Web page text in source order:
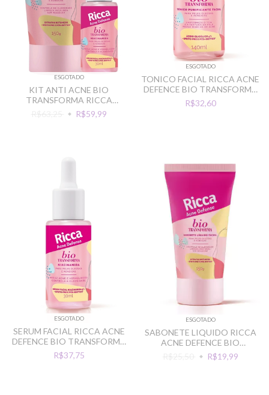
ESGOTADO
KIT ANTI ACNE BIO
TRANSFORMA RICCA
LIMPEZA E HIDRATACAO
R$63,25 R$59,99
ESGOTADO
TONICO FACIAL RICCA ACNE
DEFENCE BIO TRANSFORMA
140ML
R$32,60
ESGOTADO
SERUM FACIAL RICCA ACNE
DEFENCE BIO TRANSFORMA
NIACINAMIDA 30ML
R$37,75
ESGOTADO
SABONETE LIQUIDO RICCA
ACNE DEFENCE BIO
TRANSFORMA 150G
R$25,50 R$19,99